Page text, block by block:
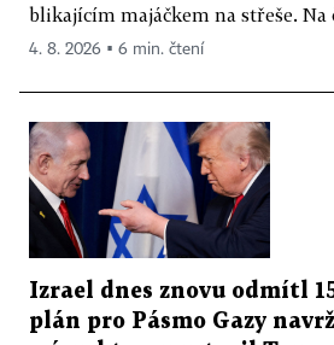
blikajícím majáčkem na střeše. Na
4. 8. 2026 ▪ 6 min. čtení
Izrael dnes znovu odmítl
plán pro Pásmo Gazy